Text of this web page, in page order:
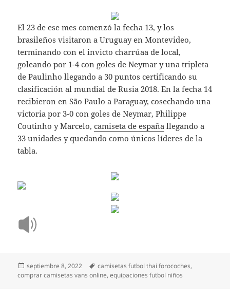
El 23 de ese mes comenzó la fecha 13, y los
brasileños visitaron a Uruguay en Montevideo,
terminando con el invicto charrúaa de local,
goleando por 1-4 con goles de Neymar y una tripleta
de Paulinho llegando a 30 puntos certificando su
clasificación al mundial de Rusia 2018. En la fecha 14
recibieron en São Paulo a Paraguay, cosechando una
victoria por 3-0 con goles de Neymar, Philippe
Coutinho y Marcelo,camiseta de españa llegando a
33 unidades y quedando como únicos líderes de la
tabla.
Publicado
el
septiembre 8, 2022 Etiquetas
camisetas futbol thai forocoches,
comprar camisetas vans online,equipaciones futbol niños